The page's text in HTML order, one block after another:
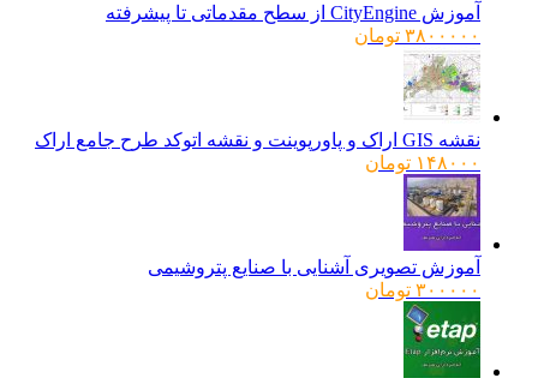
آموزش CityEngine از سطح مقدماتی تا پیشرفته
۳۸۰۰۰۰۰ تومان
نقشه GIS اراک و پاورپوینت و نقشه اتوکد طرح جامع اراک
۱۴۸۰۰۰ تومان
آموزش تصویری آشنایی با صنایع پتروشیمی
۳۰۰۰۰۰ تومان